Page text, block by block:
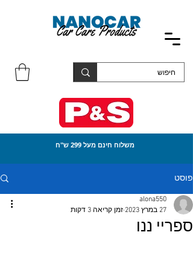
משלוח חינם מעל 299 ש"ח
פוסט
ספריי ננו
alona550
27 במרץ 2023
זמן קריאה 3 דקות